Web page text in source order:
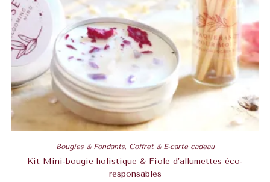
Bougies & Fondants, Coffret & E-carte cadeau
Kit Mini-bougie holistique & Fiole d’allumettes éco-
responsables